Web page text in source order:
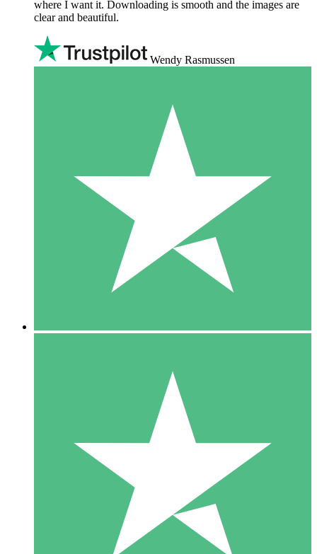
where I want it. Downloading is smooth and the images are
clear and beautiful.
Wendy Rasmussen